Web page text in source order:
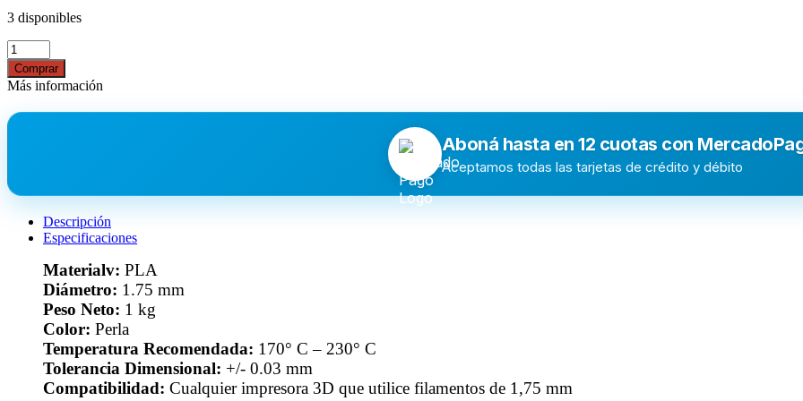
3 disponibles
Comprar
Más información
Aboná hasta en 12 cuotas con
Aceptamos todas las tarjetas de crédito y débito
Descripción
Especificaciones
Materialv: PLA
Diámetro: 1.75 mm
Peso Neto: 1 kg
Color: Perla
Temperatura Recomendada: 170° C – 230° C
Tolerancia Dimensional: +/- 0.03 mm
Compatibilidad: Cualquier impresora 3D que utilice filamentos de 1,75 mm